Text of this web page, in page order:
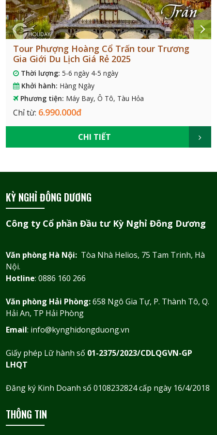
Tour Phượng Hoàng Cổ Trấn tour Trương
Gia Giới Du Lịch Giá Rẻ 2025
Thời lượng: 5-6 ngày 4-5 ngày
Khởi hành: Hàng Ngày
Phương tiện: Máy Bay, Ô Tô, Tàu Hỏa
Chỉ từ: 6.990.000đ
CHI TIẾT
KỲ NGHỈ ĐÔNG DƯƠNG
Công ty Cổ phần Đầu tư Kỳ Nghỉ Đông Dương
Văn phòng Hà Nội: Tòa Nhà Helios, 75 Tam Trinh, Hà
Nội.
Hotline: 0886 160 266
Văn phòng Hải Phòng:658 Ngô Gia Tự, P. Thành Tô, Q.
Hải An, TP Hải Phòng
Email: info@kynghidongduong.vn
Giấy phép Lữ hành số 01-2375/2023/CDLQGVN-GP
LHQT
Đăng ký Kinh Doanh số 0108232824 cấp ngày 16/4/2018
THÔNG TIN